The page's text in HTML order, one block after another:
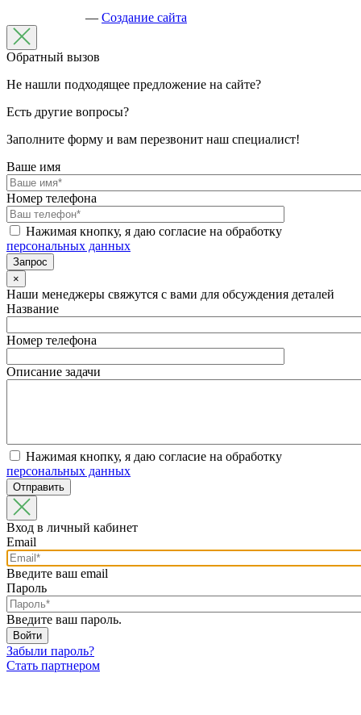
— Создание сайта
Обратный вызов
Не нашли подходящее предложение на сайте?
Есть другие вопросы?
Заполните форму и вам перезвонит наш специалист!
Ваше имя
Номер телефона
Нажимая кнопку, я даю согласие на обработку
персональных данных
×
Наши менеджеры свяжутся с вами для обсуждения деталей
Название
Номер телефона
Описание задачи
Нажимая кнопку, я даю согласие на обработку
персональных данных
Вход в личный кабинет
Email
Введите ваш email
Пароль
Введите ваш пароль.
Забыли пароль?
Стать партнером